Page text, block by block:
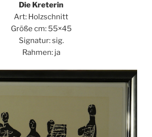
Die Kreterin
Art: Holzschnitt
Größe cm: 55×45
Signatur: sig.
Rahmen: ja